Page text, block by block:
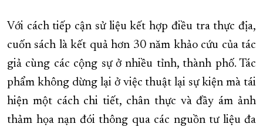
Với cách tiếp cận sử liệu kết hợp điều tra thực địa,
cuốn sách là kết quả hơn 30 năm khảo cứu của tác
giả cùng các cộng sự ở nhiều tỉnh, thành phố. Tác
phẩm không dừng lại ở việc thuật lại sự kiện mà tái
hiện một cách chi tiết, chân thực và đầy ám ảnh
thảm họa nạn đói thông qua các nguồn tư liệu đa